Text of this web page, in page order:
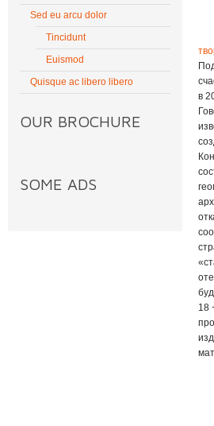
Sed eu arcu dolor
Tincidunt
Euismod
Quisque ac libero libero
OUR BROCHURE
SOME ADS
в
18